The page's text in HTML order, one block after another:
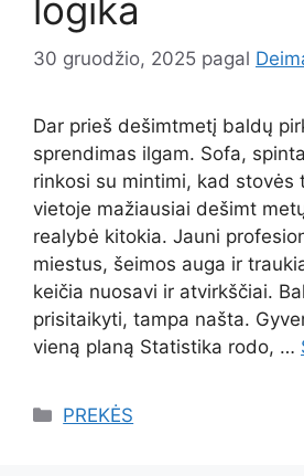
logika
30 gruodžio, 2025 pagal
Dar prieš dešimtmetį baldų
sprendimas ilgam. Sofa,
rinkosi su mintimi, kad stovės
vietoje mažiausiai dešimt
realybė kitokia. Jauni
miestus, šeimos auga ir
keičia nuosavi ir atvirkščiai.
prisitaikyti, tampa našta.
vieną planą Statistika rodo, …
Kategorijos
PREKĖS